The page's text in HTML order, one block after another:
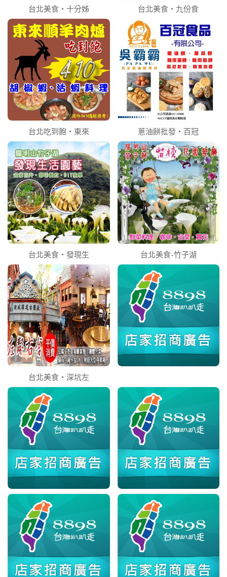
台北美食‧十分姊 台北美食‧九份食
台北吃到飽‧東來 蔥油餅批發‧百冠
台北美食‧發現生 台北美食-竹子湖
台北美食‧深坑左